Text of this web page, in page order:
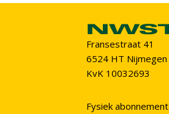
Fransestraat 41
6524 HT Nijmegen
KvK 10032693
Fysiek abonnement